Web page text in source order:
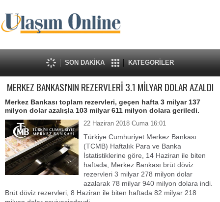
SON DAKİKA KATEGORİLER
MERKEZ BANKASI'NIN REZERVLERİ 3.1 MİLYAR DOLAR AZALDI
Merkez Bankası toplam rezervleri, geçen hafta 3 milyar 137
milyon dolar azalışla 103 milyar 611 milyon dolara geriledi.
22 Haziran 2018 Cuma 16:01
Türkiye Cumhuriyet Merkez Bankası
(TCMB) Haftalık Para ve Banka
İstatistiklerine göre, 14 Haziran ile biten
haftada, Merkez Bankası brüt döviz
rezervleri 3 milyar 278 milyon dolar
azalarak 78 milyar 940 milyon dolara indi.
Brüt döviz rezervleri, 8 Haziran ile biten haftada 82 milyar 218